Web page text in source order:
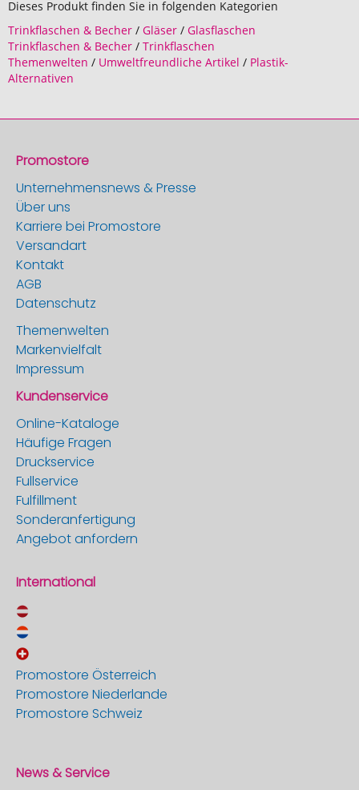
Dieses Produkt finden Sie in folgenden Kategorien
Trinkflaschen & Becher / Gläser / Glasflaschen
Trinkflaschen & Becher / Trinkflaschen
Themenwelten / Umweltfreundliche Artikel / Plastik-
Alternativen
Promostore
Unternehmensnews & Presse
Über uns
Karriere bei Promostore
Versandart
Kontakt
AGB
Datenschutz
Themenwelten
Markenvielfalt
Impressum
Kundenservice
Online-Kataloge
Häufige Fragen
Druckservice
Fullservice
Fulfillment
Sonderanfertigung
Angebot anfordern
International
Promostore Österreich
Promostore Niederlande
Promostore Schweiz
News & Service